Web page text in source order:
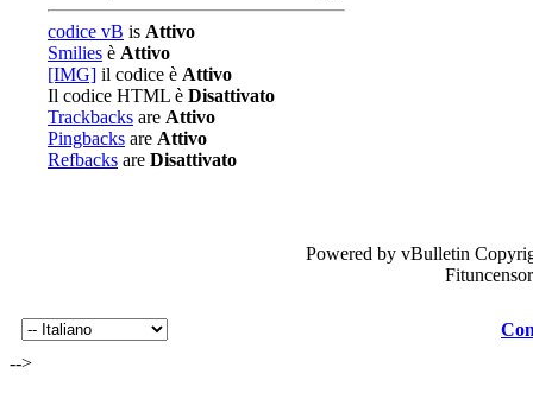
codice vB is Attivo
Smilies è Attivo
[IMG] il codice è Attivo
Il codice HTML è Disattivato
Trackbacks are Attivo
Pingbacks are Attivo
Refbacks are Disattivato
Powered by vBulletin
-->